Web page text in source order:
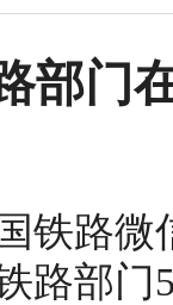
部门
铁路
路部门